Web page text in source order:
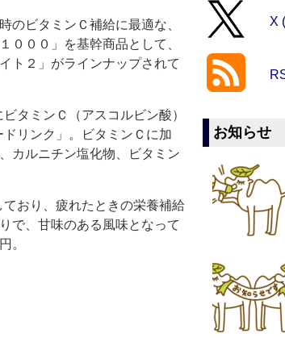
ビタミンＣ補給に最適な、
０００」を基幹商品として、
ト２」がラインナップされて
タミンＣ（アスコルビン酸）
リンク」。ビタミンＣに加
カルニチン塩化物、ビタミン
おり、疲れたときの栄養補給
で、甘味のある風味となって
。
X
お知らせ